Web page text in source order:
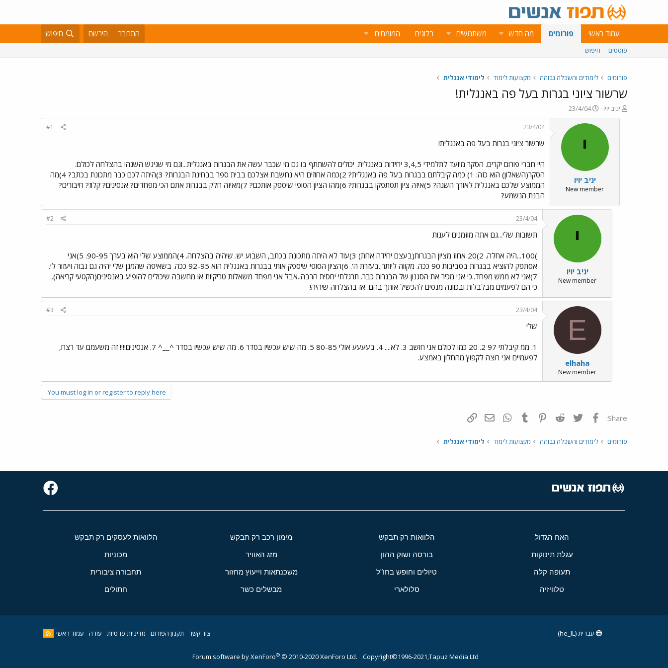
עמוד ראשי פורומים מה חדש משתמשים בלוגים המומחים התחבר הירשם חיפוש
פוסטים חיפוש
פורומים לימודים והשכלה גבוהה מקצועות לימוד לימודי אנגלית
שרשור ציוני בגרות בעל פה באנגלית!
פ
ו
יניב יויו
פ
ו
ר
א
ר
י
23/4/04
י
יניב יויו
New member
23/4/04
#1
שרשור ציוני בגרות בעל פה באנגלית!
היי חברי פורום יקרים. הסקר מיועד לתלמידי 3,4,5 יחידות באנגלית. יכולים להשתתף בו גם מי שכבר עשה את הבגרות באנגלית...וגם מי שניגש השנה! בהצלחה לכולם.
הסקר(השאלון) הוא כזה: 1) כמה קיבלתם בבגרות בעל פה באנגלית? 2)כמה אחוזים היא נחשבת אצלכם בבית ספר בבחינת הבגרות? 3)היתה לכם כבר מתכונת בכתב? 4)מה
הממוצע שלכם באנגלית לאורך השנה? 5)איזה ציון תסתפקו בבגרות? 6)מהו הציון הסופי שיספק אותכם? 7)מאיזה חלק בבגרות אתם הכי מפחדים? אנסינים? קלוז? חיבורים?
הבנת הנשמע?
י
יניב יויו
New member
23/4/04
#2
תשובות שלי...גם אתה מוזמנים לענות
)100...היה אחלה. 2)20 אחוז מציון הבגרות(בעצם יחידה אחת) 3)עוד לא היתה מתכונת בכתב, השבוע יש. שיהיה בהצלחה. 4)הממוצע שלי הוא בערך 90-95. 5)אני
אסתפק להוציא בבגרות בסביבות 90 ככה. מקווה ליותר..בעזרת ה'. 6)הציון הסופי שיספק אותי בבגרות באנגלית הוא 92-95 ככה. בשאיפה שהמגן שלי יהיה גם גבוה ויעזור לי.
7)אני לא ממש מפחד..כי אני מכיר את הסגנון של הבגרות כבר. תרגלתי יחסית הרבה..אבל אני מפחד משאלות טריקיות או מחשבה שיכולים להופיע באנסינים(הקטעי קריאה).
כי הם לפעמים מבלבלות ובכוונה מנסים להכשיל אותך בהם. אז בהצלחה שיהיה!
E
elhaha
New member
23/4/04
#3
שלי
1. ממ קיבלתי 97 2. 20 כמו לכולם אני חושב 3. לא.... 4. בעעעע אולי 80-85 5. מה שיש עכשיו בסדר 6. מה שיש עכשיו בסדר ^__^ 7. אנסינים!!!! זה משעמם עד רצח,
לפעמיים אני רוצה לקפוץ מהחלון באמצע.
You must log in or register to reply here.
Share: פייסבוק Twitter
Reddit
Pinterest
Tumblr
WhatsAppדואר אלקטרוני
פורומים לימודים והשכלה גבוהה מקצועות לימוד לימודי אנגלית
האח הגדול הלוואות רק תבקש מימון רכב רק תבקש הלוואות לעסקים רק תבקש
עגלת תינוקות בורסה ושוק ההון מזג האוויר מכוניות
תעופה קלה טיולים וחופש בחו"ל משכנתאות וייעוץ מחזור תחבורה ציבורית
טלוויזיה סלולארי מבשלים כשר חתולים
צור קשר תקנון הפורום מדיניות פרטיות עזרה עמוד ראשי עברית (he_IL)
Copyright©1996-2021,Tapuz Media Ltd.
Forum software by XenForo® © 2010-2020 XenForo Ltd.